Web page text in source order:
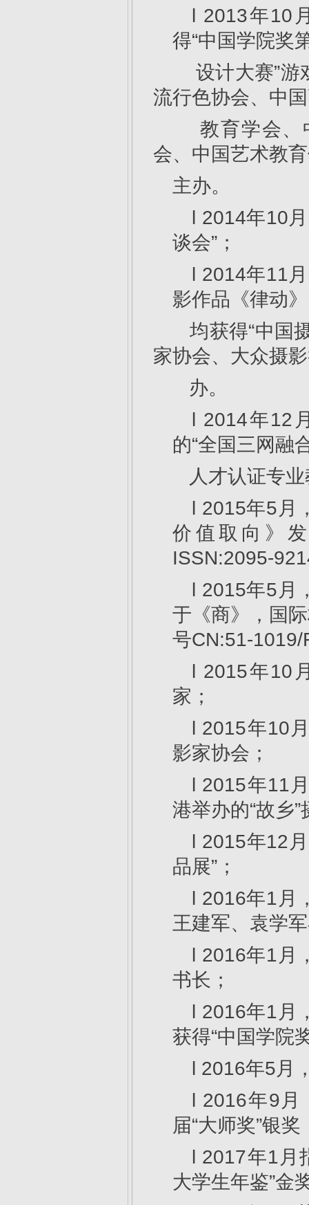
l 2013年10
得“中国学院奖
设计大赛”游
流行色协会、中
教育学会、
会、中国艺术教
主办。
l 2014年10
谈会”；
l 2014年11
影作品《律动
均获得“中国
家协会、大众摄
办。
l 2014年12
的“全国三网融
人才认证专业
l 2015年5月
价值取向》
ISSN:2095-
l 2015年5月
于《商》，国
号CN:51-1019/
l 2015年10
家；
l 2015年10
影家协会；
l 2015年11
港举办的“故乡
l 2015年12
品展”；
l 2016年1月
王建军、袁学
l 2016年1月
书长；
l 2016年1月
获得“中国学院
l 2016年5月
l 2016年9月
届“大师奖”银奖
l 2017年1月
大学生年鉴”金